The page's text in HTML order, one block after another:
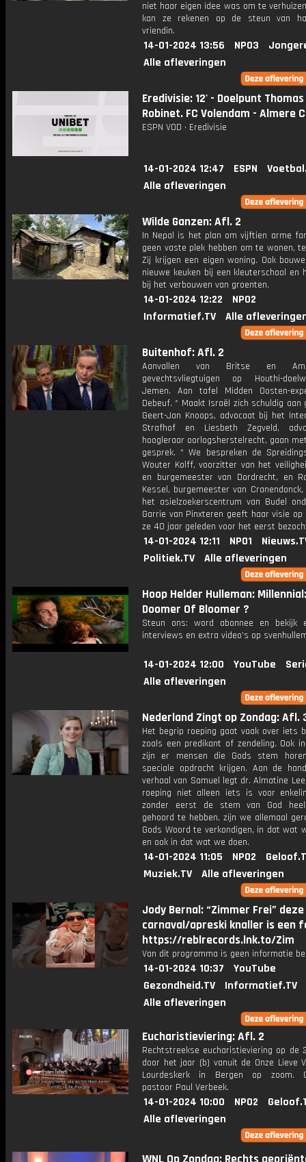
niet haar eigen idee was om te
kan ze rekenen op de steun van
vriendin.
14-01-2024 13:56 NPO3
Alle afleveringen
Eredivisie: 12' - Doelpunt Thomas
Robinet. FC Volendam - Almere
ESPN VOD • Eredivisie
14-01-2024 12:47 ESPN
Alle afleveringen
Wilde Ganzen: Afl. 2
In Nepal is het plan om vijftien arme
geen vaste plek hebben om te wonen,
Zij krijgen een eigen woning. Ook
nieuwe keuken bij een kleuterschool en
bij het verbouwen van groenten.
14-01-2024 12:22
NPO2
Informatief.TV
Alle
Buitenhof: Afl. 2
Aanvallen van Britse en
gevechtsvliegtuigen op Houthi-
Jemen. Aan tafel Midden Oosten-
Debeuf. * Maakt Israël zich schuldig aan
Geert-Jan Knoops, advocaat bij het
Strafhof en Liesbeth Zegveld,
hoogleraar oorlogsherstelrecht, gaan
gesprek. * We bespreken de
Wouter Kolff, voorzitter van het
en burgemeester van Dordrecht, en
Kessel, burgemeester van
het asielzoekerscentrum van Budel
Garrie van Pinxteren geeft haar visie op
ze 40 jaar geleden voor het eerst
14-01-2024 12:11 NPO1
Politiek.TV
Alle afleveringen
Hoop Helder Hulleman: Millennial:
Doomer Of Bloomer ?
Steun ons: word abonnee en bekijk
interviews en extra video’s op
14-01-2024 12:00 YouTube
Alle afleveringen
Nederland Zingt op Zondag: Afl.
Het begrip roeping gaat vaak over iets
zoals een predikant of zendeling. Ook
zijn er mensen die Gods stem
speciale opdracht krijgen. Aan de
verhaal van Samuel legt dr. Almatine
roeping niet alleen iets is voor
zonder eerst de stem van God
gehoord te hebben, zijn we allemaal
Gods Woord te verkondigen, in dat wat
en ook in dat wat we doen.
14-01-2024 11:05 NPO2
Muziek.TV
Alle afleveringen
Jody Bernal: “Zimmer Frei” deze
carnaval/apreski knaller is een
https://reblrecords.lnk.to/Zim
Van dit programma is geen informatie
14-01-2024 10:37
YouTube
Gezondheid.TV
Informatief.TV
Alle afleveringen
Eucharistieviering: Afl. 2
Rechtstreekse eucharistieviering op de
door het jaar (b) vanuit de Onze Lieve
Lourdeskerk in Bergen op zoom.
pastoor Paul Verbeek.
14-01-2024 10:00 NPO2
Alle afleveringen